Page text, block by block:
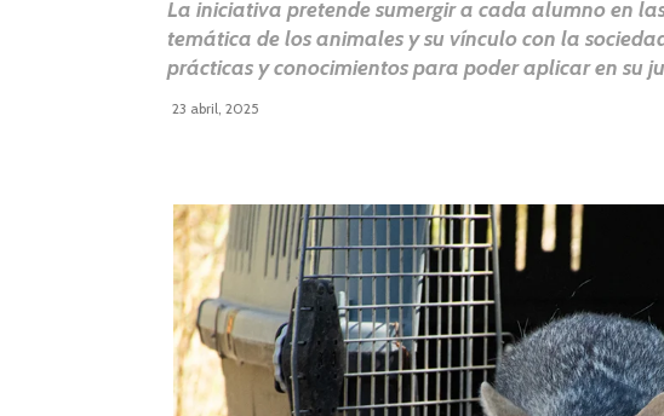
La iniciativa pretende sumergir a cada alumno en
temática de los animales y su vínculo con la
prácticas y conocimientos para poder aplicar en su
23 abril, 2025